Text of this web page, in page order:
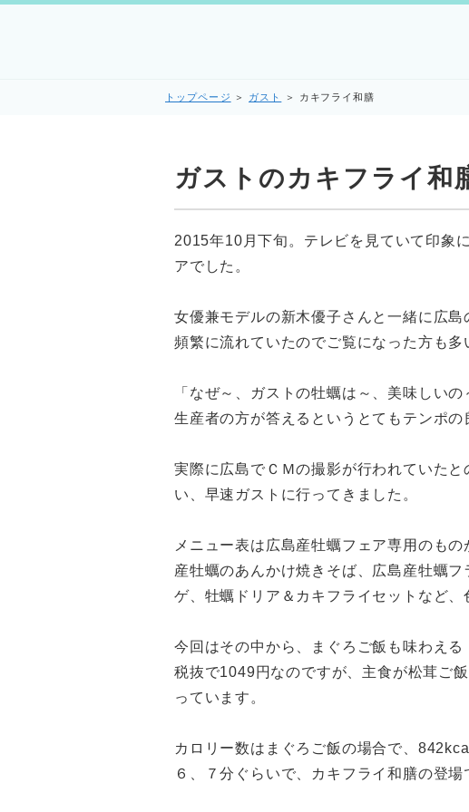
トップページ ＞ ガスト ＞ カキフライ和膳
ガストのカキフライ和
2015年10月下旬。テレビを見ていて印象
アでした。
女優兼モデルの新木優子さんと一緒に広
頻繁に流れていたのでご覧になった方も多
「なぜ～、ガストの牡蠣は～、美味しい
生産者の方が答えるというとてもテンポの
実際に広島でＣＭの撮影が行われていた
い、早速ガストに行ってきました。
メニュー表は広島産牡蠣フェア専用のも
産牡蠣のあんかけ焼きそば、広島産牡蠣
ゲ、牡蠣ドリア＆カキフライセットなど、
今回はその中から、まぐろご飯も味わえ
税抜で1049円なのですが、主食が松茸ご
っています。
カロリー数はまぐろご飯の場合で、
６、７分ぐらいで、カキフライ和膳の登場